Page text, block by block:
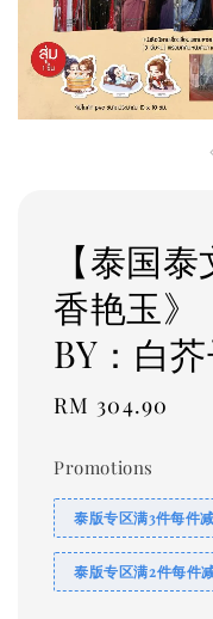
【泰国
香艳玉》
BY：白
Regular
RM 304.90
Promotions
泰版专区满3件每件
泰版专区满2件每件